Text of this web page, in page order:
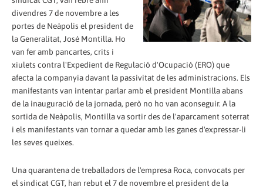
divendres 7 de novembre a les
portes de Neàpolis el president de
la Generalitat, José Montilla. Ho
van fer amb pancartes, crits i
xiulets contra l'Expedient de Regulació d'Ocupació (ERO) que
afecta la companyia davant la passivitat de les administracions. Els
manifestants van intentar parlar amb el president Montilla abans
de la inauguració de la jornada, però no ho van aconseguir. A la
sortida de Neàpolis, Montilla va sortir des de l'aparcament soterrat
i els manifestants van tornar a quedar amb les ganes d'expressar-li
les seves queixes.
Una quarantena de treballadors de l'empresa Roca, convocats per
el sindicat CGT, han rebut el 7 de novembre el president de la